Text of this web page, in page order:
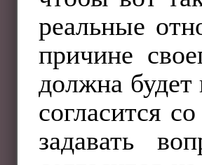
реальные
причине
должна будет
согласится
задавать